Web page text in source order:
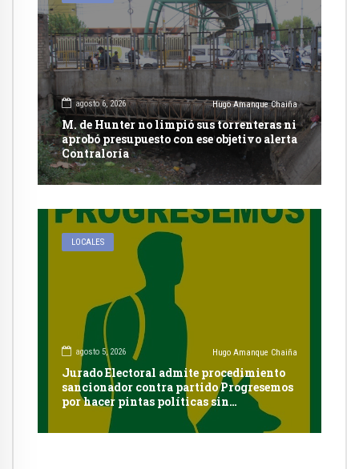
agosto 6, 2026 Hugo Amanque Chaiña
M. de Hunter no limpió sus torrenteras ni
aprobó presupuesto con ese objetivo alerta
Contraloría
LOCALES
agosto 5, 2026 Hugo Amanque Chaiña
Jurado Electoral admite procedimiento
sancionador contra partido Progresemos
por hacer pintas políticas sin
autorización en Cayma